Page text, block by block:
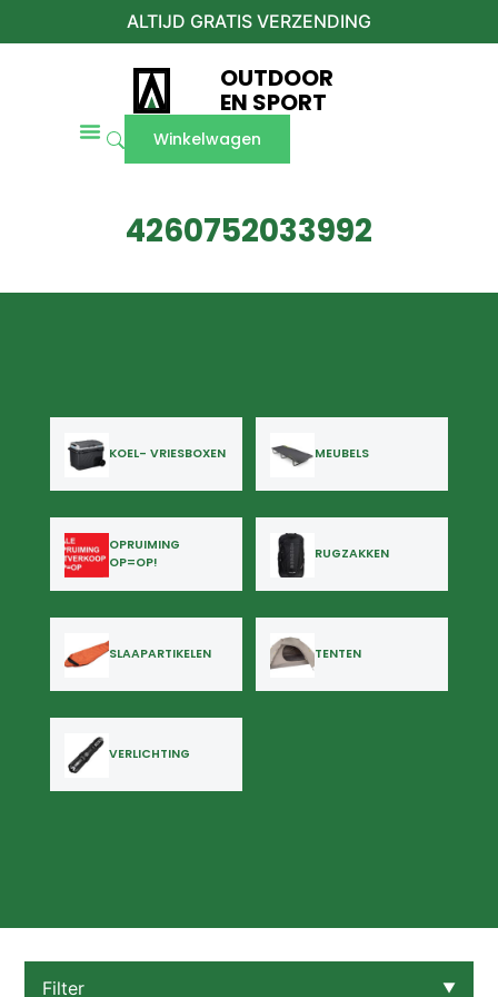
ALTIJD GRATIS VERZENDING
OUTDOOR
EN SPORT
Winkelwagen
4260752033992
KOEL- VRIESBOXEN MEUBELS
OPRUIMING
OP=OP!
RUGZAKKEN
SLAAPARTIKELEN TENTEN
VERLICHTING
Filter ▼